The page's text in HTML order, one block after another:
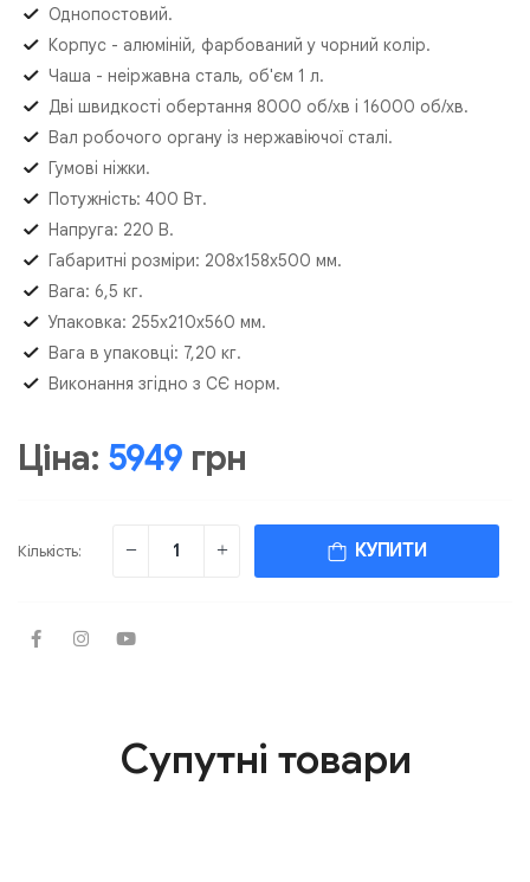
Однопостовий.
Корпус - алюміній, фарбований у чорний колір.
Чаша - неіржавна сталь, об'єм 1 л.
Дві швидкості обертання 8000 об/хв і 16000 об/хв.
Вал робочого органу із нержавіючої сталі.
Гумові ніжки.
Потужність: 400 Вт.
Напруга: 220 В.
Габаритні розміри: 208х158х500 мм.
Вага: 6,5 кг.
Упаковка: 255х210х560 мм.
Вага в упаковці: 7,20 кг.
Виконання згідно з СЄ норм.
Ціна: 5949 грн
Кількість: КУПИТИ
Супутні товари